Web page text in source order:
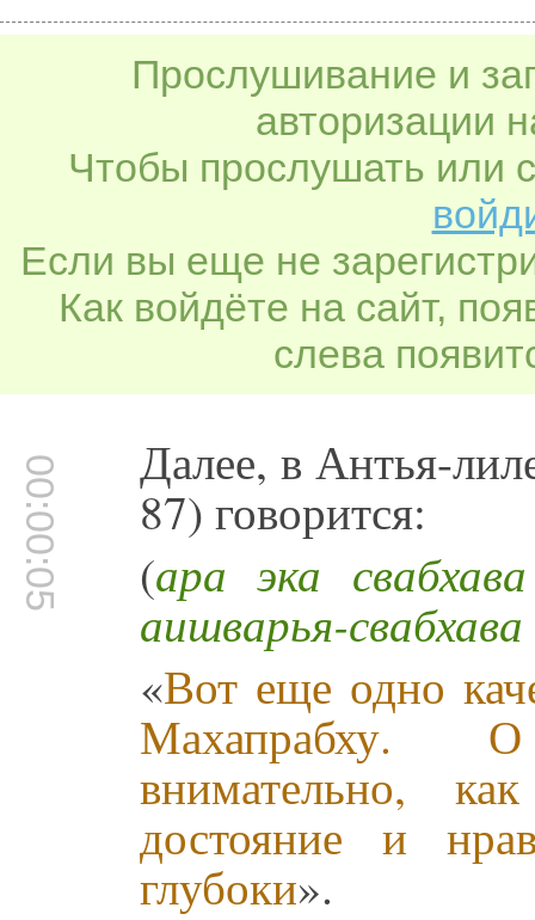
Прослушивание и
авторизации
Чтобы прослушать или
Если вы еще не
Как войдёте на сайт,
слева
00:00:05 Далее, в Антья-
87) говорится:
(ара эка
аишварья-
«Вот еще одно
Махапрабху.
внимательно,
достояние и
глубоки».